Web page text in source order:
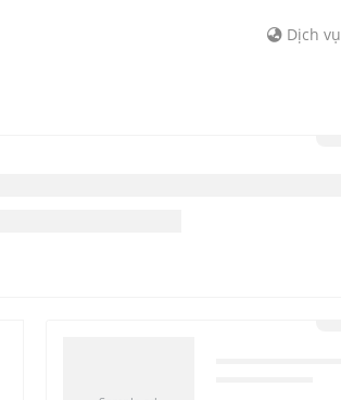
Dịch vụ